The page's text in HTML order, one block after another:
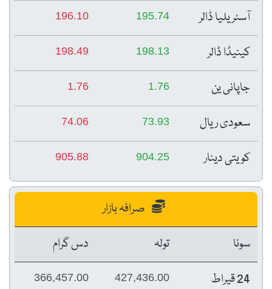
آسٹریلیا ڈالر 195.74
196.10
کینیڈا ڈالر 198.13
198.49
جاپانی ین 1.76
1.76
سعودی ریال 73.93
74.06
کویتی دینار 904.25
905.88
صرافہ بازار
سونا
تولہ
دس گرام
24 قیراط
427,436.00
366,457.00